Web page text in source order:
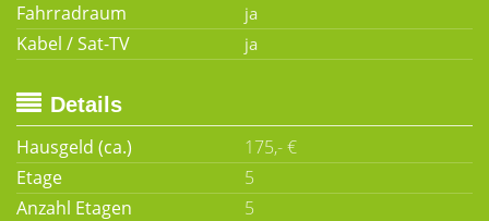
Fahrradraum
Kabel / Sat-TV
Details
Hausgeld (ca.)
175,- €
Etage
5
Anzahl Etagen
5